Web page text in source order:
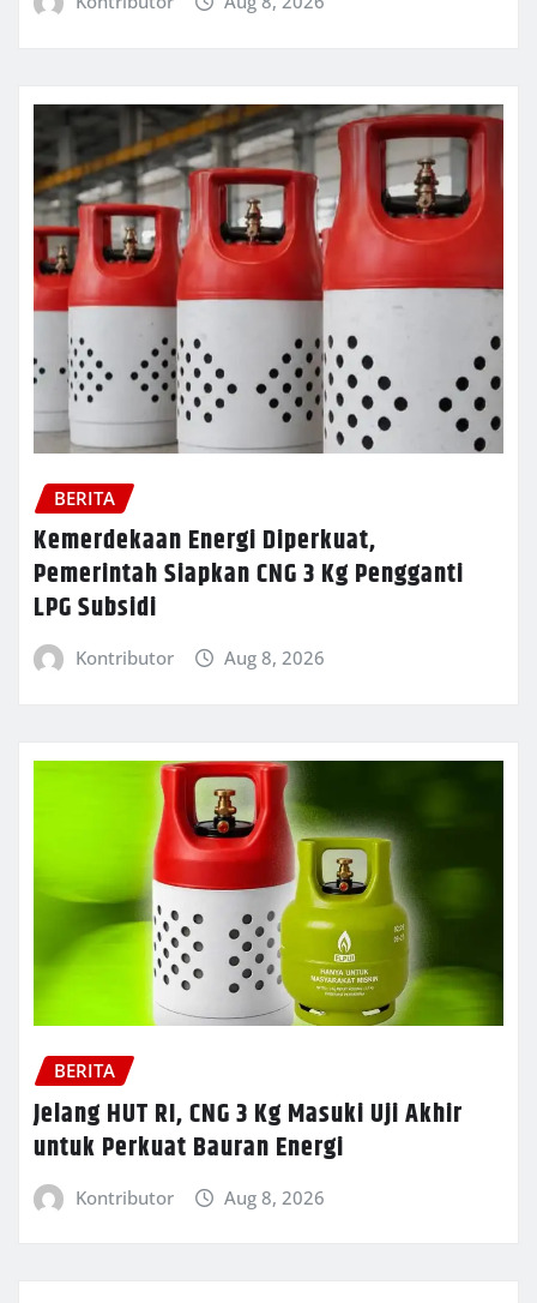
BERITA
Kemerdekaan Energi Diperkuat,
Pemerintah Siapkan CNG 3 Kg Pengganti
LPG Subsidi
Kontributor Aug 8, 2026
BERITA
Jelang HUT RI, CNG 3 Kg Masuki Uji Akhir
untuk Perkuat Bauran Energi
Kontributor Aug 8, 2026